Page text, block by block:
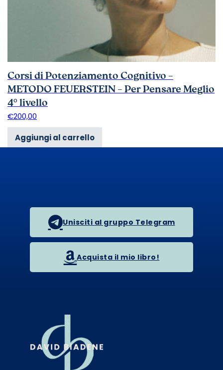
Corsi di Potenziamento Cognitivo –
METODO FEUERSTEIN – Per Pensare Meglio
4° livello
€200,00
Aggiungi al carrello
Unisciti al gruppo Telegram
Acquista il mio libro!